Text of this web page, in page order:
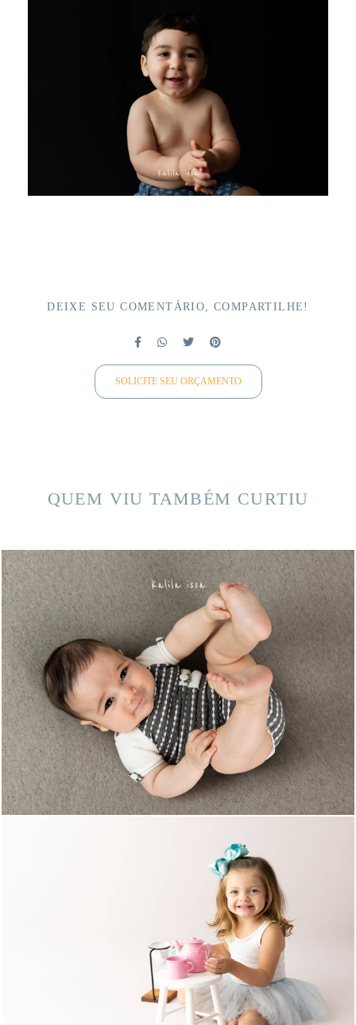
DEIXE SEU COMENTÁRIO, COMPARTILHE!
SOLICITE SEU ORÇAMENTO
QUEM VIU TAMBÉM CURTIU
1933 0